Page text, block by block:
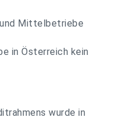
Mittelbetriebe
in Österreich kein
wurde in